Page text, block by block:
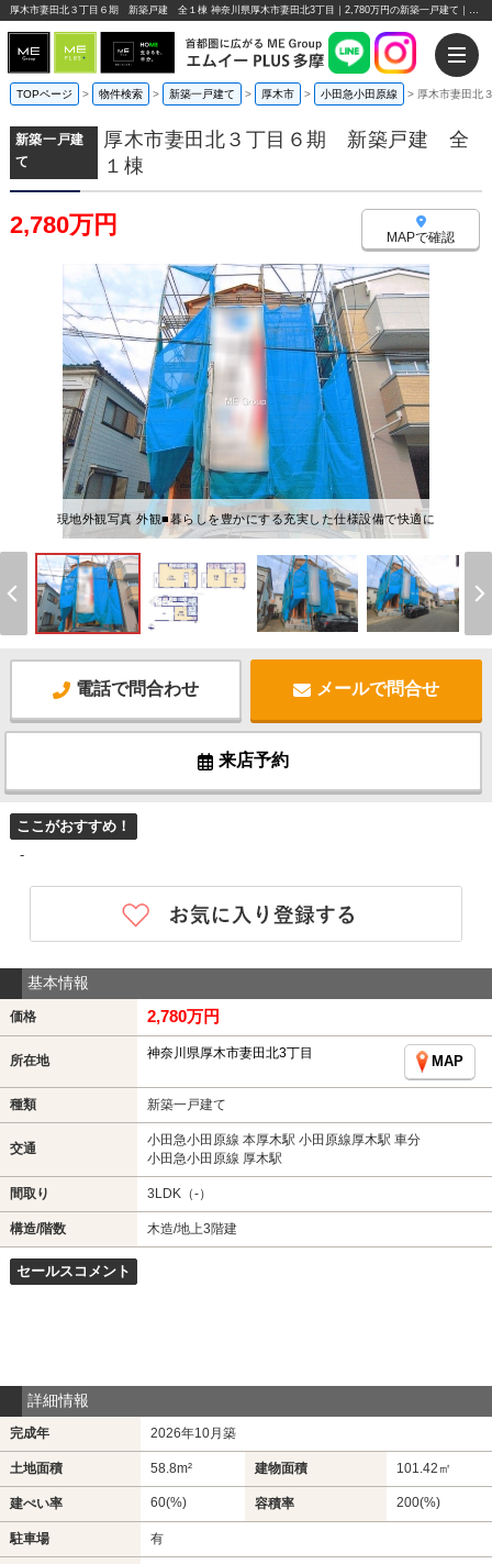
厚木市妻田北３丁目６期 新築戸建 全１棟 神奈川県厚木市妻田北3丁目｜2,780万円の新築一戸建て｜エムイーPLUS多摩
TOPページ > 物件検索 > 新築一戸建て > 厚木市 > 小田急小田原線 > 厚木市妻田
新築一戸建
て
厚木市妻田北３丁目６期 新築戸建 全
１棟
2,780万円 MAPで確認
現地外観写真 外観■暮らしを豊かにする充実した仕様設備で快適に
電話で問合わせ メールで問合せ
来店予約
ここがおすすめ！
-
基本情報
価格 2,780万円
所在地 神奈川県厚木市妻田北3丁目
MAP
種類 新築一戸建て
交通
小田急小田原線 本厚木駅 小田原線厚木駅 車分
小田急小田原線 厚木駅
間取り 3LDK（-）
構造/階数 木造/地上3階建
セールスコメント
詳細情報
完成年 2026年10月築
土地面積 58.8m² 建物面積 101.42㎡
建ぺい率 60(%) 容積率 200(%)
駐車場 有